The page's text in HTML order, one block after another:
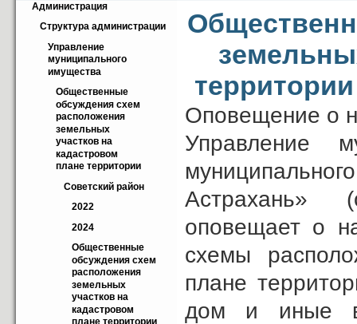
Администрация
Структура администрации
Управление
муниципального
имущества
Общественные
обсуждения схем
расположения
земельных
участков на
кадастровом
плане территории
Советский район
2022
2024
Общественные
обсуждения схем
расположения
земельных
участков на
кадастровом
Оповещение о
Управление
Астрахань»
оповещает о
схемы
плане
дом и иные